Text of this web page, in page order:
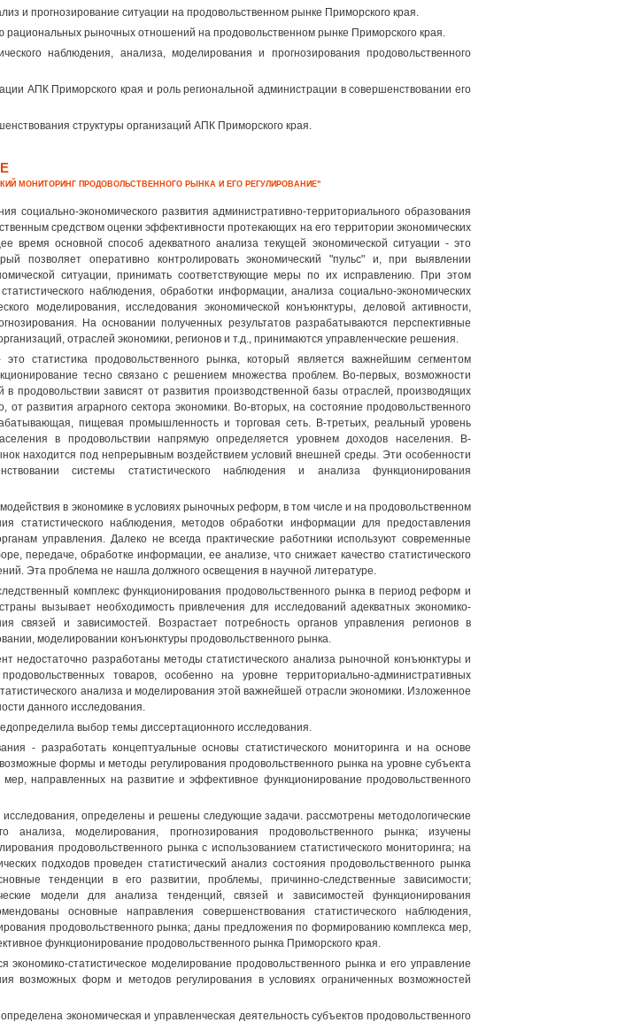
и прогнозирование ситуации на продовольственном рынке Приморского края.
рыночных отношений на продовольственном рынке Приморского края.
наблюдения, анализа, моделирования и прогнозирования продовольственного
АПК Приморского края и роль региональной администрации в совершенствовании его
структуры организаций АПК Приморского края.
МОНИТОРИНГ ПРОДОВОЛЬСТВЕННОГО РЫНКА И ЕГО РЕГУЛИРОВАНИЕ"
социально-экономического развития административно-территориального образования
средством оценки эффективности протекающих на его территории экономических
время основной способ адекватного анализа текущей экономической ситуации - это
позволяет оперативно контролировать экономический "пульс" и, при выявлении
ситуации, принимать соответствующие меры по их исправлению. При этом
наблюдения, обработки информации, анализа социально-экономических
моделирования, исследования экономической конъюнктуры, деловой активности,
На основании полученных результатов разрабатываются перспективные
отраслей экономики, регионов и т.д., принимаются управленческие решения.
статистика продовольственного рынка, который является важнейшим сегментом
тесно связано с решением множества проблем. Во-первых, возможности
в продовольствии зависят от развития производственной базы отраслей, производящих
от развития аграрного сектора экономики. Во-вторых, на состояние продовольственного
пищевая промышленность и торговая сеть. В-третьих, реальный уровень
в продовольствии напрямую определяется уровнем доходов населения. В-
находится под непрерывным воздействием условий внешней среды. Эти особенности
системы статистического наблюдения и анализа функционирования
в экономике в условиях рыночных реформ, в том числе и на продовольственном
статистического наблюдения, методов обработки информации для предоставления
управления. Далеко не всегда практические работники используют современные
передаче, обработке информации, ее анализе, что снижает качество статистического
Эта проблема не нашла должного освещения в научной литературе.
комплекс функционирования продовольственного рынка в период реформ и
вызывает необходимость привлечения для исследований адекватных экономико-
связей и зависимостей. Возрастает потребность органов управления регионов в
моделировании конъюнктуры продовольственного рынка.
недостаточно разработаны методы статистического анализа рыночной конъюнктуры и
товаров, особенно на уровне территориально-административных
анализа и моделирования этой важнейшей отрасли экономики. Изложенное
данного исследования.
выбор темы диссертационного исследования.
- разработать концептуальные основы статистического мониторинга и на основе
формы и методы регулирования продовольственного рынка на уровне субъекта
направленных на развитие и эффективное функционирование продовольственного
исследования, определены и решены следующие задачи. рассмотрены методологические
анализа, моделирования, прогнозирования продовольственного рынка; изучены
продовольственного рынка с использованием статистического мониторинга; на
подходов проведен статистический анализ состояния продовольственного рынка
тенденции в его развитии, проблемы, причинно-следственные зависимости;
модели для анализа тенденций, связей и зависимостей функционирования
основные направления совершенствования статистического наблюдения,
продовольственного рынка; даны предложения по формированию комплекса мер,
функционирование продовольственного рынка Приморского края.
экономико-статистическое моделирование продовольственного рынка и его управление
возможных форм и методов регулирования в условиях ограниченных возможностей
экономическая и управленческая деятельность субъектов продовольственного